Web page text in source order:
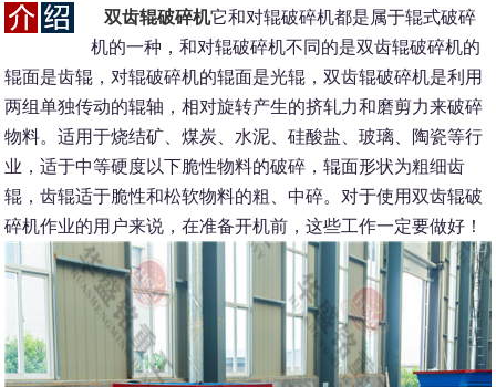
双齿辊破碎机它和对辊破碎机都是属于辊式破碎
机的一种，和对辊破碎机不同的是双齿辊破碎机的
辊面是齿辊，对辊破碎机的辊面是光辊，双齿辊破碎机是利用
两组单独传动的辊轴，相对旋转产生的挤轧力和磨剪力来破碎
物料。适用于烧结矿、煤炭、水泥、硅酸盐、玻璃、陶瓷等行
业，适于中等硬度以下脆性物料的破碎，辊面形状为粗细齿
辊，齿辊适于脆性和松软物料的粗、中碎。对于使用双齿辊破
碎机作业的用户来说，在准备开机前，这些工作一定要做好！